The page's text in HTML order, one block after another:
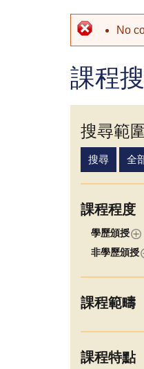
No
課程
搜尋範圍
課程程度
學歷頒授
非學歷頒授
課程範疇
課程特點